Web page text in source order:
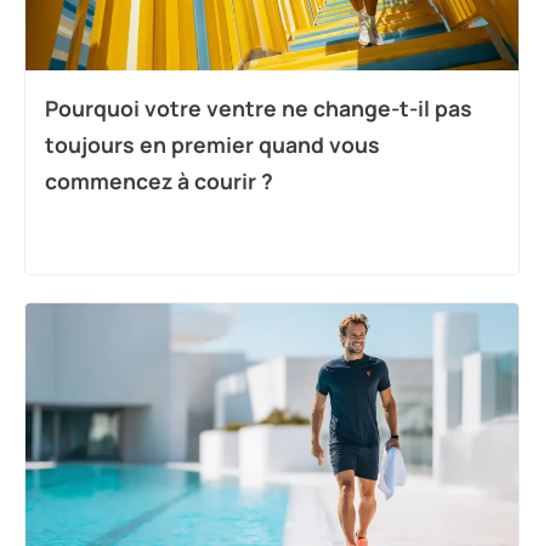
Pourquoi votre ventre ne change-t-il pas
toujours en premier quand vous
commencez à courir ?